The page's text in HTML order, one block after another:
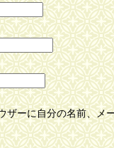
ザーに自分の名前、メ